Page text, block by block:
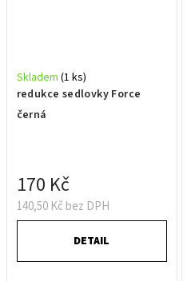
redukce sedlovky Force
černá
Skladem (1 ks)
140,50 Kč bez DPH
170 Kč
DETAIL